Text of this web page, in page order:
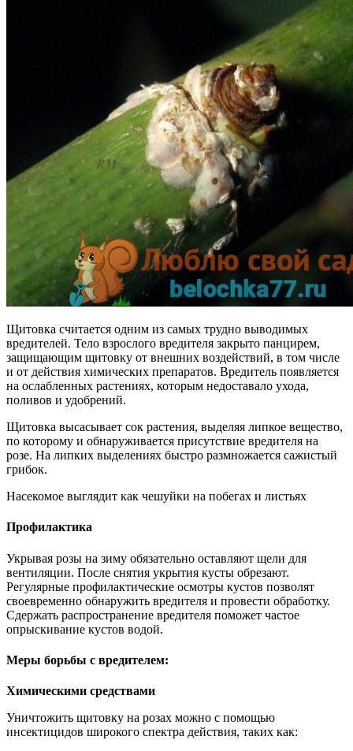
Щитовка считается одним из самых трудно выводимых
вредителей. Тело взрослого вредителя закрыто панцирем,
защищающим щитовку от внешних воздействий, в том числе
и от действия химических препаратов. Вредитель появляется
на ослабленных растениях, которым недоставало ухода,
поливов и удобрений.
Щитовка высасывает сок растения, выделяя липкое вещество,
по которому и обнаруживается присутствие вредителя на
розе. На липких выделениях быстро размножается сажистый
грибок.
Насекомое выглядит как чешуйки на побегах и листьях
Профилактика
Укрывая розы на зиму обязательно оставляют щели для
вентиляции. После снятия укрытия кусты обрезают.
Регулярные профилактические осмотры кустов позволят
своевременно обнаружить вредителя и провести обработку.
Сдержать распространение вредителя поможет частое
опрыскивание кустов водой.
Меры борьбы с вредителем:
Химическими средствами
Уничтожить щитовку на розах можно с помощью
инсектицидов широкого спектра действия, таких как: